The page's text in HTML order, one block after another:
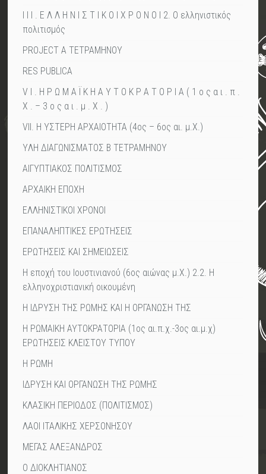
I I I . Ε Λ Λ Η Ν Ι Σ Τ Ι Κ Ο Ι Χ Ρ Ο Ν Ο Ι 2. Ο ελληνιστικός
πολιτισμός
PROJECT A TETΡΑΜΗΝΟΥ
RES PUBLICA
V I . Η Ρ Ω Μ Α Ϊ Κ Η Α Υ Τ Ο Κ Ρ Α Τ Ο Ρ Ι Α ( 1 ο ς α ι . π .
Χ . – 3 ο ς α ι . μ . Χ . )
VII. Η ΥΣΤΕΡΗ ΑΡΧΑΙΟΤΗΤΑ (4ος – 6ος αι. μ.Χ.)
YΛΗ ΔΙΑΓΩΝΙΣΜΑΤΟΣ Β ΤΕΤΡΑΜΗΝΟΥ
ΑΙΓΥΠΤΙΑΚΟΣ ΠΟΛΙΤΙΣΜΟΣ
ΑΡΧΑΙΚΗ ΕΠΟΧΗ
ΕΛΛΗΝΙΣΤΙΚΟΙ ΧΡΟΝΟΙ
ΕΠΑΝΑΛΗΠΤΙΚΕΣ ΕΡΩΤΗΣΕΙΣ
ΕΡΩΤΗΣΕΙΣ ΚΑΙ ΣΗΜΕΙΩΣΕΙΣ
Η εποχή του Ιουστινιανού (6ος αιώνας μ.Χ.) 2.2. Η
ελληνοχριστιανική οικουμένη
Η ΙΔΡΥΣΗ ΤΗΣ ΡΩΜΗΣ ΚΑΙ Η ΟΡΓΑΝΩΣΗ ΤΗΣ
Η ΡΩΜΑΙΚΗ ΑΥΤΟΚΡΑΤΟΡΙΑ (1ος αι.π.χ.-3ος αι.μ.χ)
ΕΡΩΤΗΣΕΙΣ ΚΛΕΙΣΤΟΥ ΤΥΠΟΥ
Η ΡΩΜΗ
ΙΔΡΥΣΗ ΚΑΙ ΟΡΓΑΝΩΣΗ ΤΗΣ ΡΩΜΗΣ
ΚΛΑΣΙΚΗ ΠΕΡΙΟΔΟΣ (ΠΟΛΙΤΙΣΜΟΣ)
ΛΑΟΙ ΙΤΑΛΙΚΗΣ ΧΕΡΣΟΝΗΣΟΥ
ΜΕΓΑΣ ΑΛΕΞΑΝΔΡΟΣ
Ο ΔΙΟΚΛΗΤΙΑΝΟΣ